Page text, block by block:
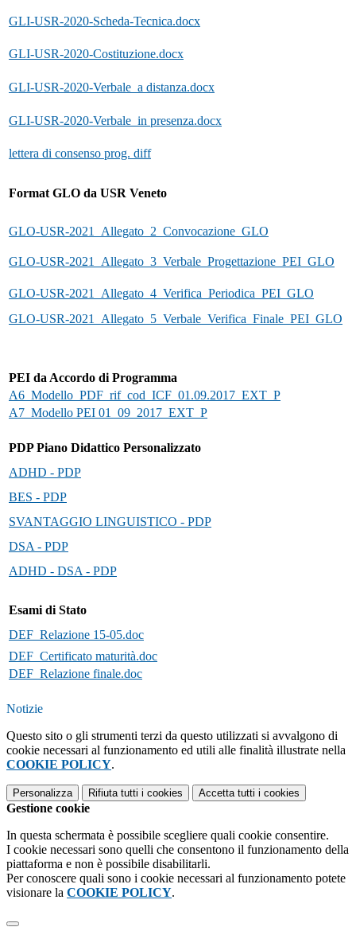
GLI-USR-2020-Scheda-Tecnica.docx
GLI-USR-2020-Costituzione.docx
GLI-USR-2020-Verbale_a distanza.docx
GLI-USR-2020-Verbale_in presenza.docx
lettera di consenso prog. diff
Format GLO da USR Veneto
GLO-USR-2021_Allegato_2_Convocazione_GLO
GLO-USR-2021_Allegato_3_Verbale_Progettazione_PEI_GLO
GLO-USR-2021_Allegato_4_Verifica_Periodica_PEI_GLO
GLO-USR-2021_Allegato_5_Verbale_Verifica_Finale_PEI_GLO
PEI da Accordo di Programma
A6_Modello_PDF_rif_cod_ICF_01.09.2017_EXT_P
A7_Modello PEI 01_09_2017_EXT_P
PDP Piano Didattico Personalizzato
ADHD - PDP
BES - PDP
SVANTAGGIO LINGUISTICO - PDP
DSA - PDP
ADHD - DSA - PDP
Esami di Stato
DEF_Relazione 15-05.doc
DEF_Certificato maturità.doc
DEF_Relazione finale.doc
Notizie
Questo sito o gli strumenti terzi da questo utilizzati si avvalgono di
cookie necessari al funzionamento ed utili alle finalità illustrate nella
COOKIE POLICY.
Personalizza Rifiuta tutti i cookies Accetta tutti i cookies
Gestione cookie
In questa schermata è possibile scegliere quali cookie consentire.
I cookie necessari sono quelli che consentono il funzionamento della
piattaforma e non è possibile disabilitarli.
Per conoscere quali sono i cookie necessari al funzionamento potete
visionare la COOKIE POLICY.